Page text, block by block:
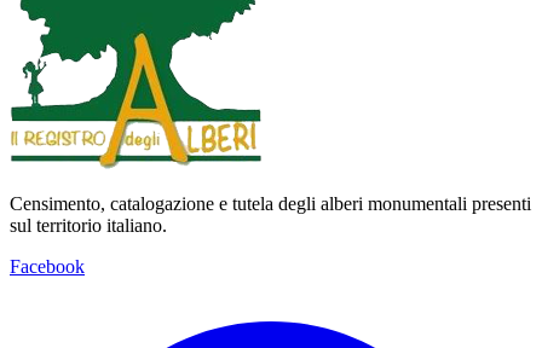
Censimento, catalogazione e tutela degli alberi monumentali presenti
sul territorio italiano.
Facebook